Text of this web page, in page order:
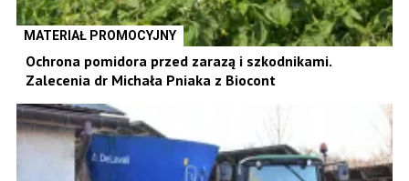
MATERIAŁ PROMOCYJNY
Ochrona pomidora przed zarazą i szkodnikami.
Zalecenia dr Michała Pniaka z Biocont